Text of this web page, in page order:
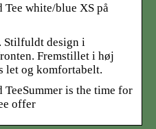
Tee white/blue XS på
design i
Fremstillet i høj
let og komfortabelt.
TeeSummer is the time for
offer